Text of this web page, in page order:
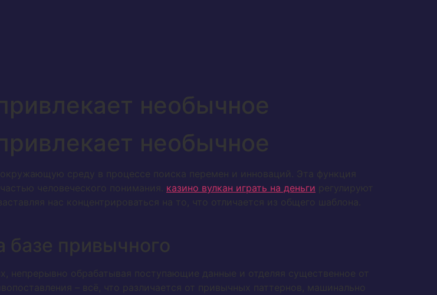
необычное
необычное
среду в процессе поиска перемен и инноваций. Эта функция
человеческого понимания. казино вулкан играть на деньги регулируют
нас концентрироваться на то, что отличается из общего шаблона.
привычного
непрерывно обрабатывая поступающие данные и отделяя существенное от
– всё, что различается от привычных паттернов, машинально